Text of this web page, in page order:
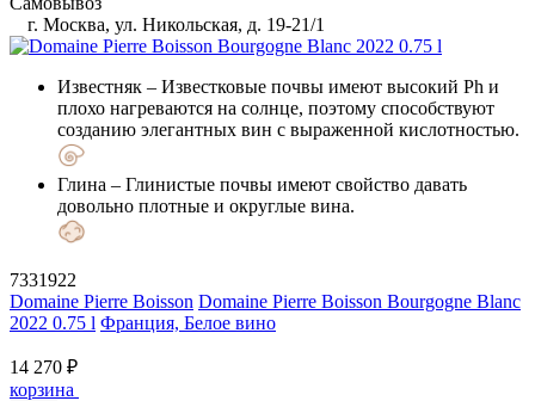
г. Москва, ул. Никольская, д. 19-21/1
Известняк – Известковые почвы имеют высокий Ph и
плохо нагреваются на солнце, поэтому способствуют
созданию элегантных вин с выраженной кислотностью.
Глина – Глинистые почвы имеют свойство давать
довольно плотные и округлые вина.
7331922
Domaine Pierre Boisson Domaine Pierre Boisson Bourgogne Blanc
2022 0.75 l Франция, Белое вино
14 270 ₽
корзина